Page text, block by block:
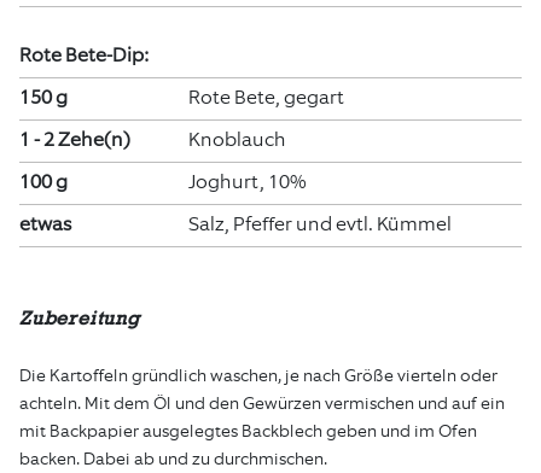
Rote Bete-Dip:
150 g
Rote Bete, gegart
1 - 2 Zehe(n)
Knoblauch
100 g
Joghurt, 10%
etwas
Salz, Pfeffer und evtl. Kümmel
Zubereitung
Die Kartoffeln gründlich waschen, je nach Größe vierteln oder
achteln. Mit dem Öl und den Gewürzen vermischen und auf ein
mit Backpapier ausgelegtes Backblech geben und im Ofen
backen. Dabei ab und zu durchmischen.